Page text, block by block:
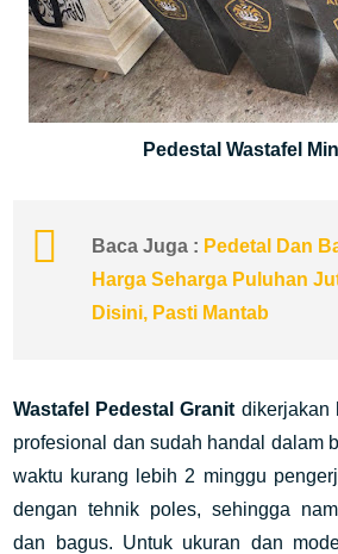
Pedestal Wastafel
Baca Juga : Pedetal Dan
Harga Seharga Puluhan
Disini, Pasti Mantab
Wastafel Pedestal Granit dikerjakan
profesional dan sudah handal dalam
waktu kurang lebih 2 minggu
dengan tehnik poles, sehingga
dan bagus. Untuk ukuran dan